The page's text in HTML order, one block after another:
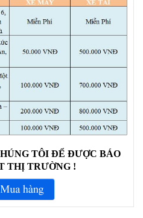
TÔI ĐỂ ĐƯỢC BÁO
THỊ TRƯỜNG !